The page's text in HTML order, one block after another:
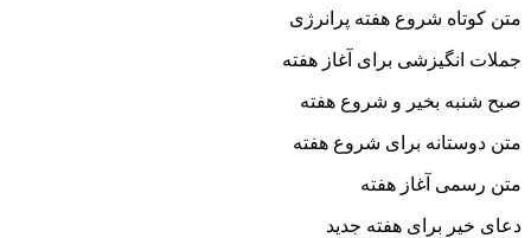
متن کوتاه شروع هفته پرانرژی
جملات انگیزشی برای آغاز هفته
صبح شنبه بخیر و شروع هفته
متن دوستانه برای شروع هفته
متن رسمی آغاز هفته
دعای خیر برای هفته جدید